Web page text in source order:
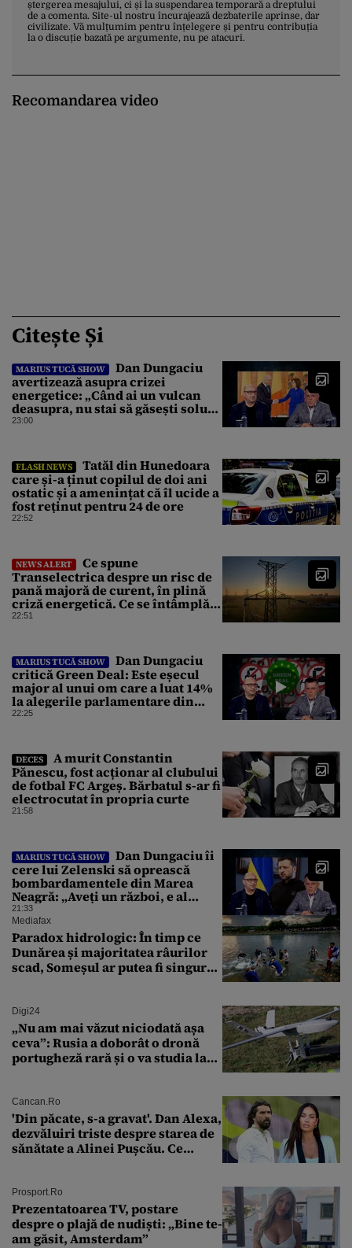
ștergerea mesajului, ci și la suspendarea temporară a dreptului
de a comenta. Site-ul nostru încurajează dezbaterile aprinse, dar
civilizate. Vă mulțumim pentru înțelegere și pentru contribuția
la o discuție bazată pe argumente, nu pe atacuri.
Recomandarea video
Citește Și
MARIUS TUCĂ SHOW
Dan Dungaciu
avertizează asupra crizei
energetice: „Când ai un vulcan
deasupra, nu stai să găsești soluții
cu leucoplast”
23:00
FLASH NEWS
Tatăl din Hunedoara
care și-a ținut copilul de doi ani
ostatic și a amenințat că îl ucide a
fost reținut pentru 24 de ore
22:52
NEWS ALERT
Ce spune
Transelectrica despre un risc de
pană majoră de curent, în plină
criză energetică. Ce se întâmplă
cu Sistemul Electroenergetic
22:51
MARIUS TUCĂ SHOW
Dan Dungaciu
critică Green Deal: Este eșecul
major al unui om care a luat 14%
la alegerile parlamentare din
Olanda
22:25
DECES
A murit Constantin
Pănescu, fost acționar al clubului
de fotbal FC Argeș. Bărbatul s-ar fi
electrocutat în propria curte
21:58
MARIUS TUCĂ SHOW
Dan Dungaciu îi
cere lui Zelenski să oprească
bombardamentele din Marea
Neagră: „Aveți un război, e al
vostru, dar lăsați restul să
circule”
21:33
Mediafax
Paradox hidrologic: În timp ce
Dunărea și majoritatea râurilor
scad, Someșul ar putea fi singurul
Digi24
„Nu am mai văzut niciodată așa
ceva”: Rusia a doborât o dronă
portugheză rară și o va studia la
Cancan.ro
'Din păcate, s-a gravat'. Dan Alexa,
dezvăluiri triste despre starea de
sănătate a Alinei Pușcău. Ce
Prosport.ro
Prezentatoarea TV, postare
despre o plajă de nudiști: „Bine te-
am găsit, Amsterdam”